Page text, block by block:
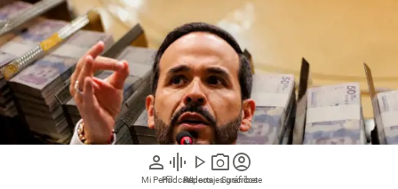
person
Mi Perfil
graphic_eq
Pódcast
play_arrow
Videos
photo_camera
Reportajes gráficos
account_circle
Suscríbete